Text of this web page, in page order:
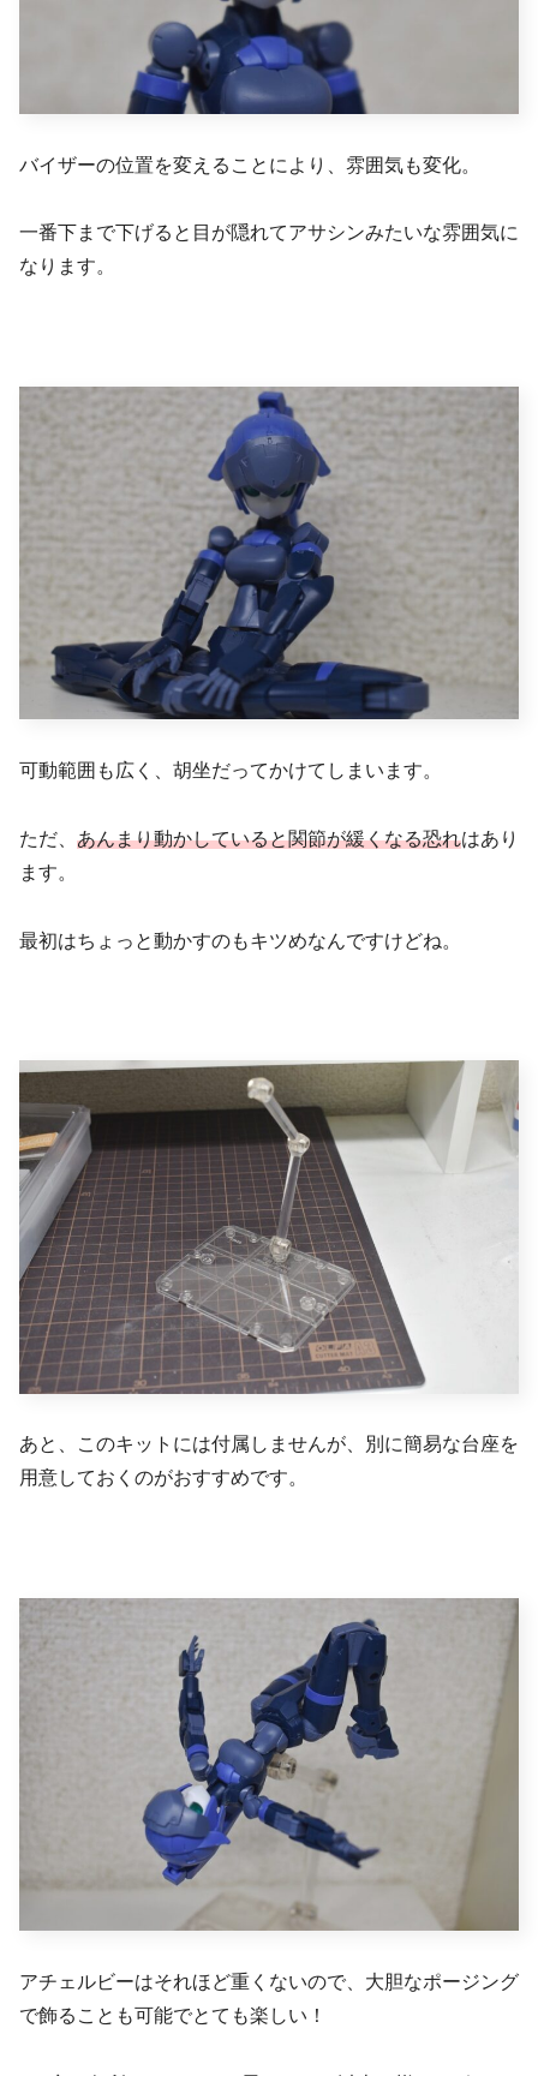
バイザーの位置を変えることにより、雰囲気も変化。
一番下まで下げると目が隠れてアサシンみたいな雰囲気に
なります。
可動範囲も広く、胡坐だってかけてしまいます。
ただ、 あんまり動かしていると関節が緩くなる恐れはあり
ます。
最初はちょっと動かすのもキツめなんですけどね。
あと、このキットには付属しませんが、別に簡易な台座を
用意しておくのがおすすめです。
アチェルビーはそれほど重くないので、大胆なポージング
で飾ることも可能でとても楽しい！